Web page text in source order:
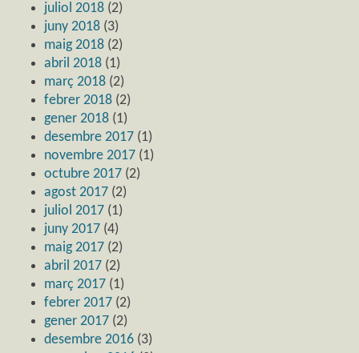
juliol 2018 (2)
juny 2018 (3)
maig 2018 (2)
abril 2018 (1)
març 2018 (2)
febrer 2018 (2)
gener 2018 (1)
desembre 2017 (1)
novembre 2017 (1)
octubre 2017 (2)
agost 2017 (2)
juliol 2017 (1)
juny 2017 (4)
maig 2017 (2)
abril 2017 (2)
març 2017 (1)
febrer 2017 (2)
gener 2017 (2)
desembre 2016 (3)